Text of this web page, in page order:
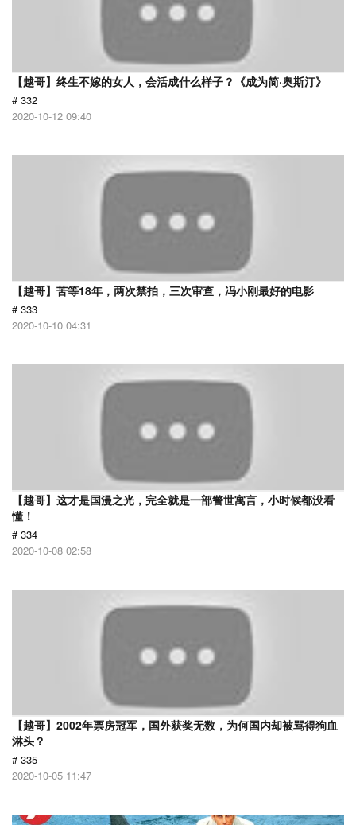
【越哥】终生不嫁的女人，会活成什么样子？《成为简·奥斯汀》
# 332
2020-10-12 09:40
【越哥】苦等18年，两次禁拍，三次审查，冯小刚最好的电影
# 333
2020-10-10 04:31
【越哥】这才是国漫之光，完全就是一部警世寓言，小时候都没看
懂！
# 334
2020-10-08 02:58
【越哥】2002年票房冠军，国外获奖无数，为何国内却被骂得狗血
淋头？
# 335
2020-10-05 11:47